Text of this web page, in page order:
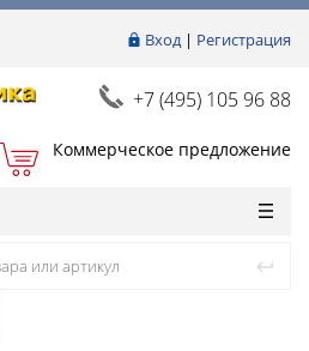
Вход| Регистрация
+7 (495) 105 96 88
Коммерческое предложение